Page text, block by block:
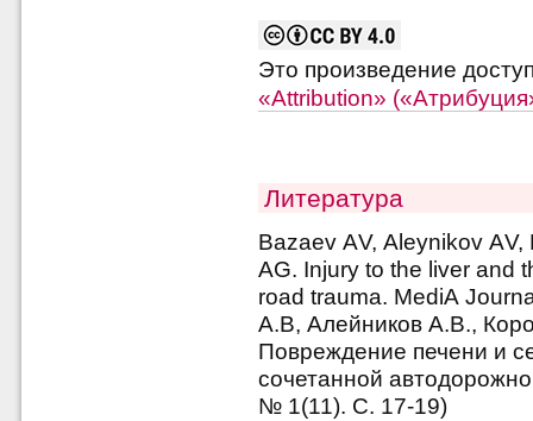
Это произведение
«Attribution»
Литература
Bazaev АV, Аleynikov
АG. Injury to the liver and
road trauma. MediА
А.В, Алейников А.В.,
Повреждение печени и
сочетанной
№ 1(11). С. 17-19)